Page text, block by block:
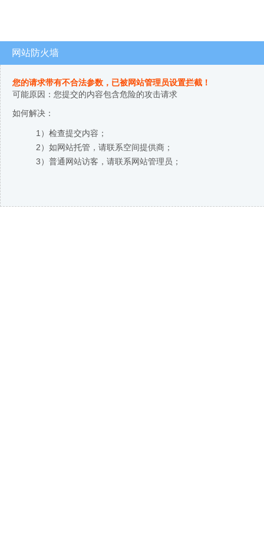
网站防火墙
您的请求带有不合法参数，已被网站管理员设置拦截！
可能原因：您提交的内容包含危险的攻击请求
如何解决：
1）检查提交内容；
2）如网站托管，请联系空间提供商；
3）普通网站访客，请联系网站管理员；